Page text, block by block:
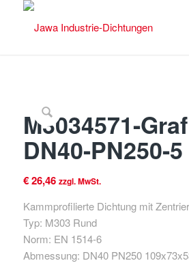
M3034571-
DN40-PN250-5
€26,46 zzgl. MwSt.
Kammprofilierte Dichtung mit
Typ: M303 Rund
Norm: EN 1514-6
Abmessung: DN40 PN250